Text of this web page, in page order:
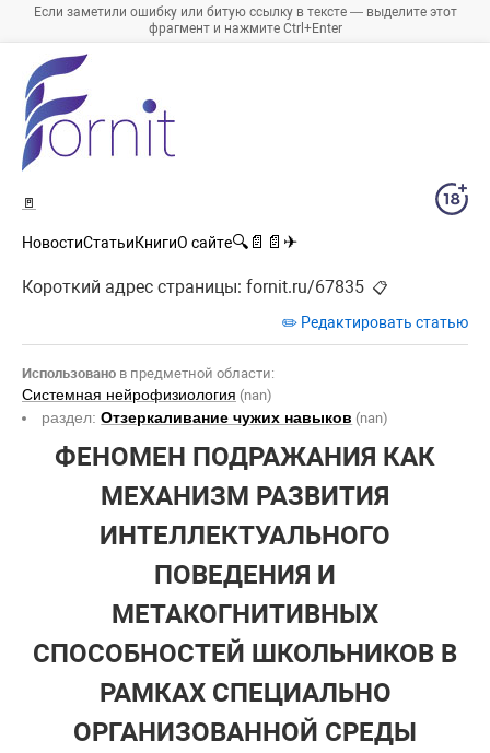
Если заметили ошибку или битую ссылку в тексте — выделите этот
фрагмент и нажмите Ctrl+Enter
🚪
НовостиСтатьиКнигиО сайте🔍 📄 📄 ✈
Короткий адрес страницы: fornit.ru/67835 📋
✏️ Редактировать статью
Использовано в предметной области:
Системная нейрофизиология (nan)
раздел:Отзеркаливание чужих навыков (nan)
ФЕНОМЕН ПОДРАЖАНИЯ КАК
МЕХАНИЗМ РАЗВИТИЯ
ИНТЕЛЛЕКТУАЛЬНОГО
ПОВЕДЕНИЯ И
МЕТАКОГНИТИВНЫХ
СПОСОБНОСТЕЙ ШКОЛЬНИКОВ В
РАМКАХ СПЕЦИАЛЬНО
ОРГАНИЗОВАННОЙ СРЕДЫ